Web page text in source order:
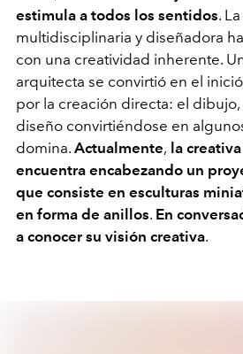
estimula a todos los sentidos.
multidisciplinaria y diseñadora
con una creatividad inherente.
arquitecta se convirtió en el
por la creación directa: el dibujo,
diseño convirtiéndose en
domina. Actualmente, la
encuentra encabezando un
que consiste en esculturas
en forma de anillos. En
a conocer su visión creativa.